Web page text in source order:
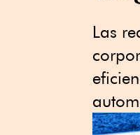
Las